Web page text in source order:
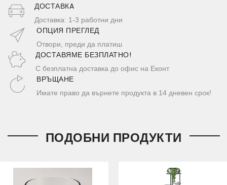
ДОСТАВКA
Доставка: 1-3 работни дни
ОПЦИЯ ПРЕГЛЕД
Отвори, преди да платиш
ДОСТАВЯМЕ БЕЗПЛАТНО!
С безплатна доставка до офис на Еконт
ВРЪЩАНЕ
Имате право да върнете продукта в 14 дневен срок!
ПОДОБНИ ПРОДУКТИ